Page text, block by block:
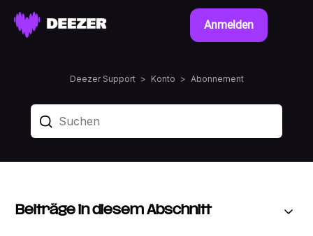
Anmelden
Deezer Support Konto Abonnement
Beiträge in diesem Abschnitt